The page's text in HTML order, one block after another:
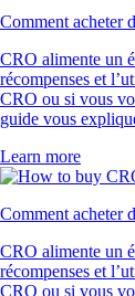
Comment acheter
CRO alimente un
récompenses et
CRO ou si vous
guide vous
Learn more
Comment acheter
CRO alimente un
récompenses et
CRO ou si vous